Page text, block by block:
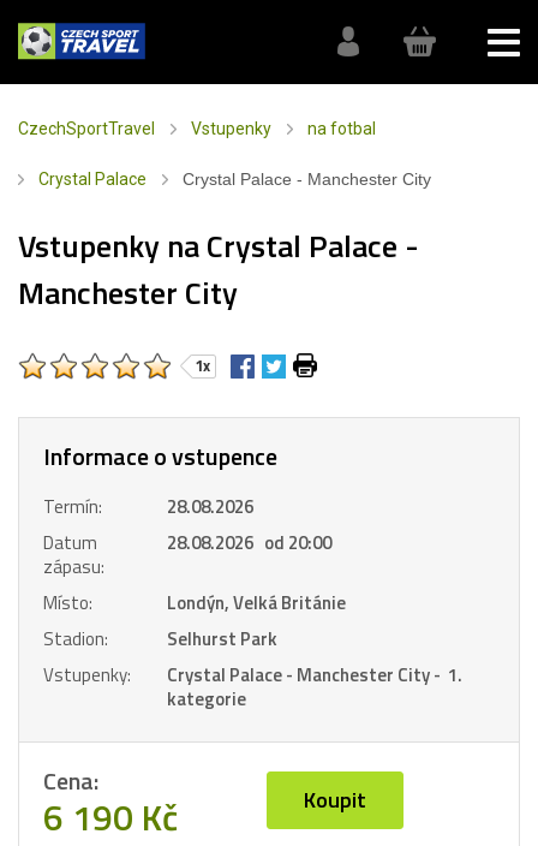
CzechSportTravel Vstupenky na fotbal
Crystal Palace Crystal Palace - Manchester City
Vstupenky na Crystal Palace -
Manchester City
1x
Informace o vstupence
Termín:
28.08.2026
Datum
zápasu:
28.08.2026 od 20:00
Místo:
Londýn, Velká Británie
Stadion:
Selhurst Park
Vstupenky:
Crystal Palace - Manchester City - 1.
kategorie
Cena:
6 190 Kč Koupit